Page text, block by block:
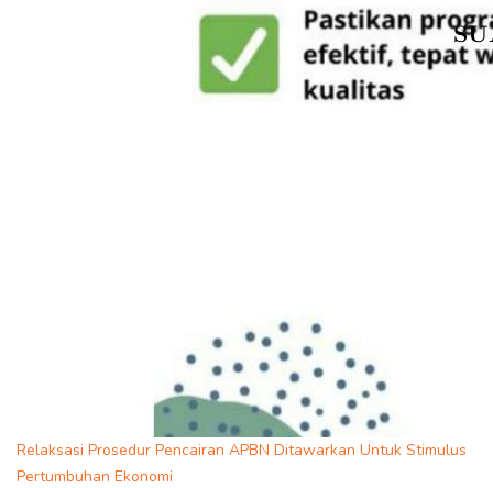
Relaksasi Prosedur Pencairan APBN Ditawarkan Untuk Stimulus
Pertumbuhan Ekonomi